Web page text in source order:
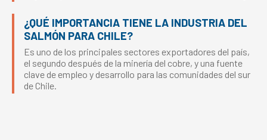
¿QUÉ IMPORTANCIA TIENE LA INDUSTRIA DEL
SALMÓN PARA CHILE?
Es uno de los principales sectores exportadores del país,
el segundo después de la minería del cobre, y una fuente
clave de empleo y desarrollo para las comunidades del sur
de Chile.